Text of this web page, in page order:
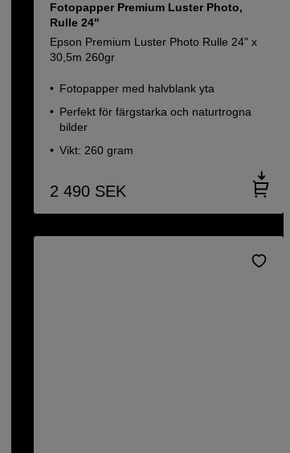
Fotopapper Premium Luster Photo,
Rulle 24"
Epson Premium Luster Photo Rulle 24" x
30,5m 260gr
Fotopapper med halvblank yta
Perfekt för färgstarka och naturtrogna
bilder
Vikt: 260 gram
2 490 SEK